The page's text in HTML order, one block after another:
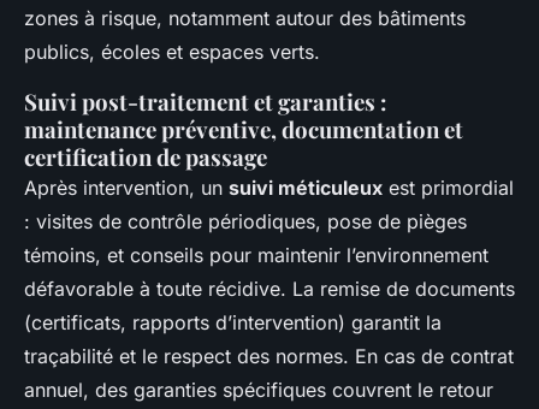
zones à risque, notamment autour des bâtiments
publics, écoles et espaces verts.
Suivi post-traitement et garanties :
maintenance préventive, documentation et
certification de passage
Après intervention, un suivi méticuleux est primordial
: visites de contrôle périodiques, pose de pièges
témoins, et conseils pour maintenir l’environnement
défavorable à toute récidive. La remise de documents
(certificats, rapports d’intervention) garantit la
traçabilité et le respect des normes. En cas de contrat
annuel, des garanties spécifiques couvrent le retour